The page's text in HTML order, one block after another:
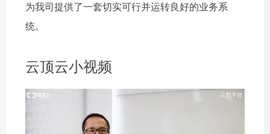
为我司提供了一套切实可行并运转良好的业务系
统。
云顶云小视频